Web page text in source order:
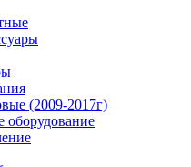
(2009-2017г)
оборудование